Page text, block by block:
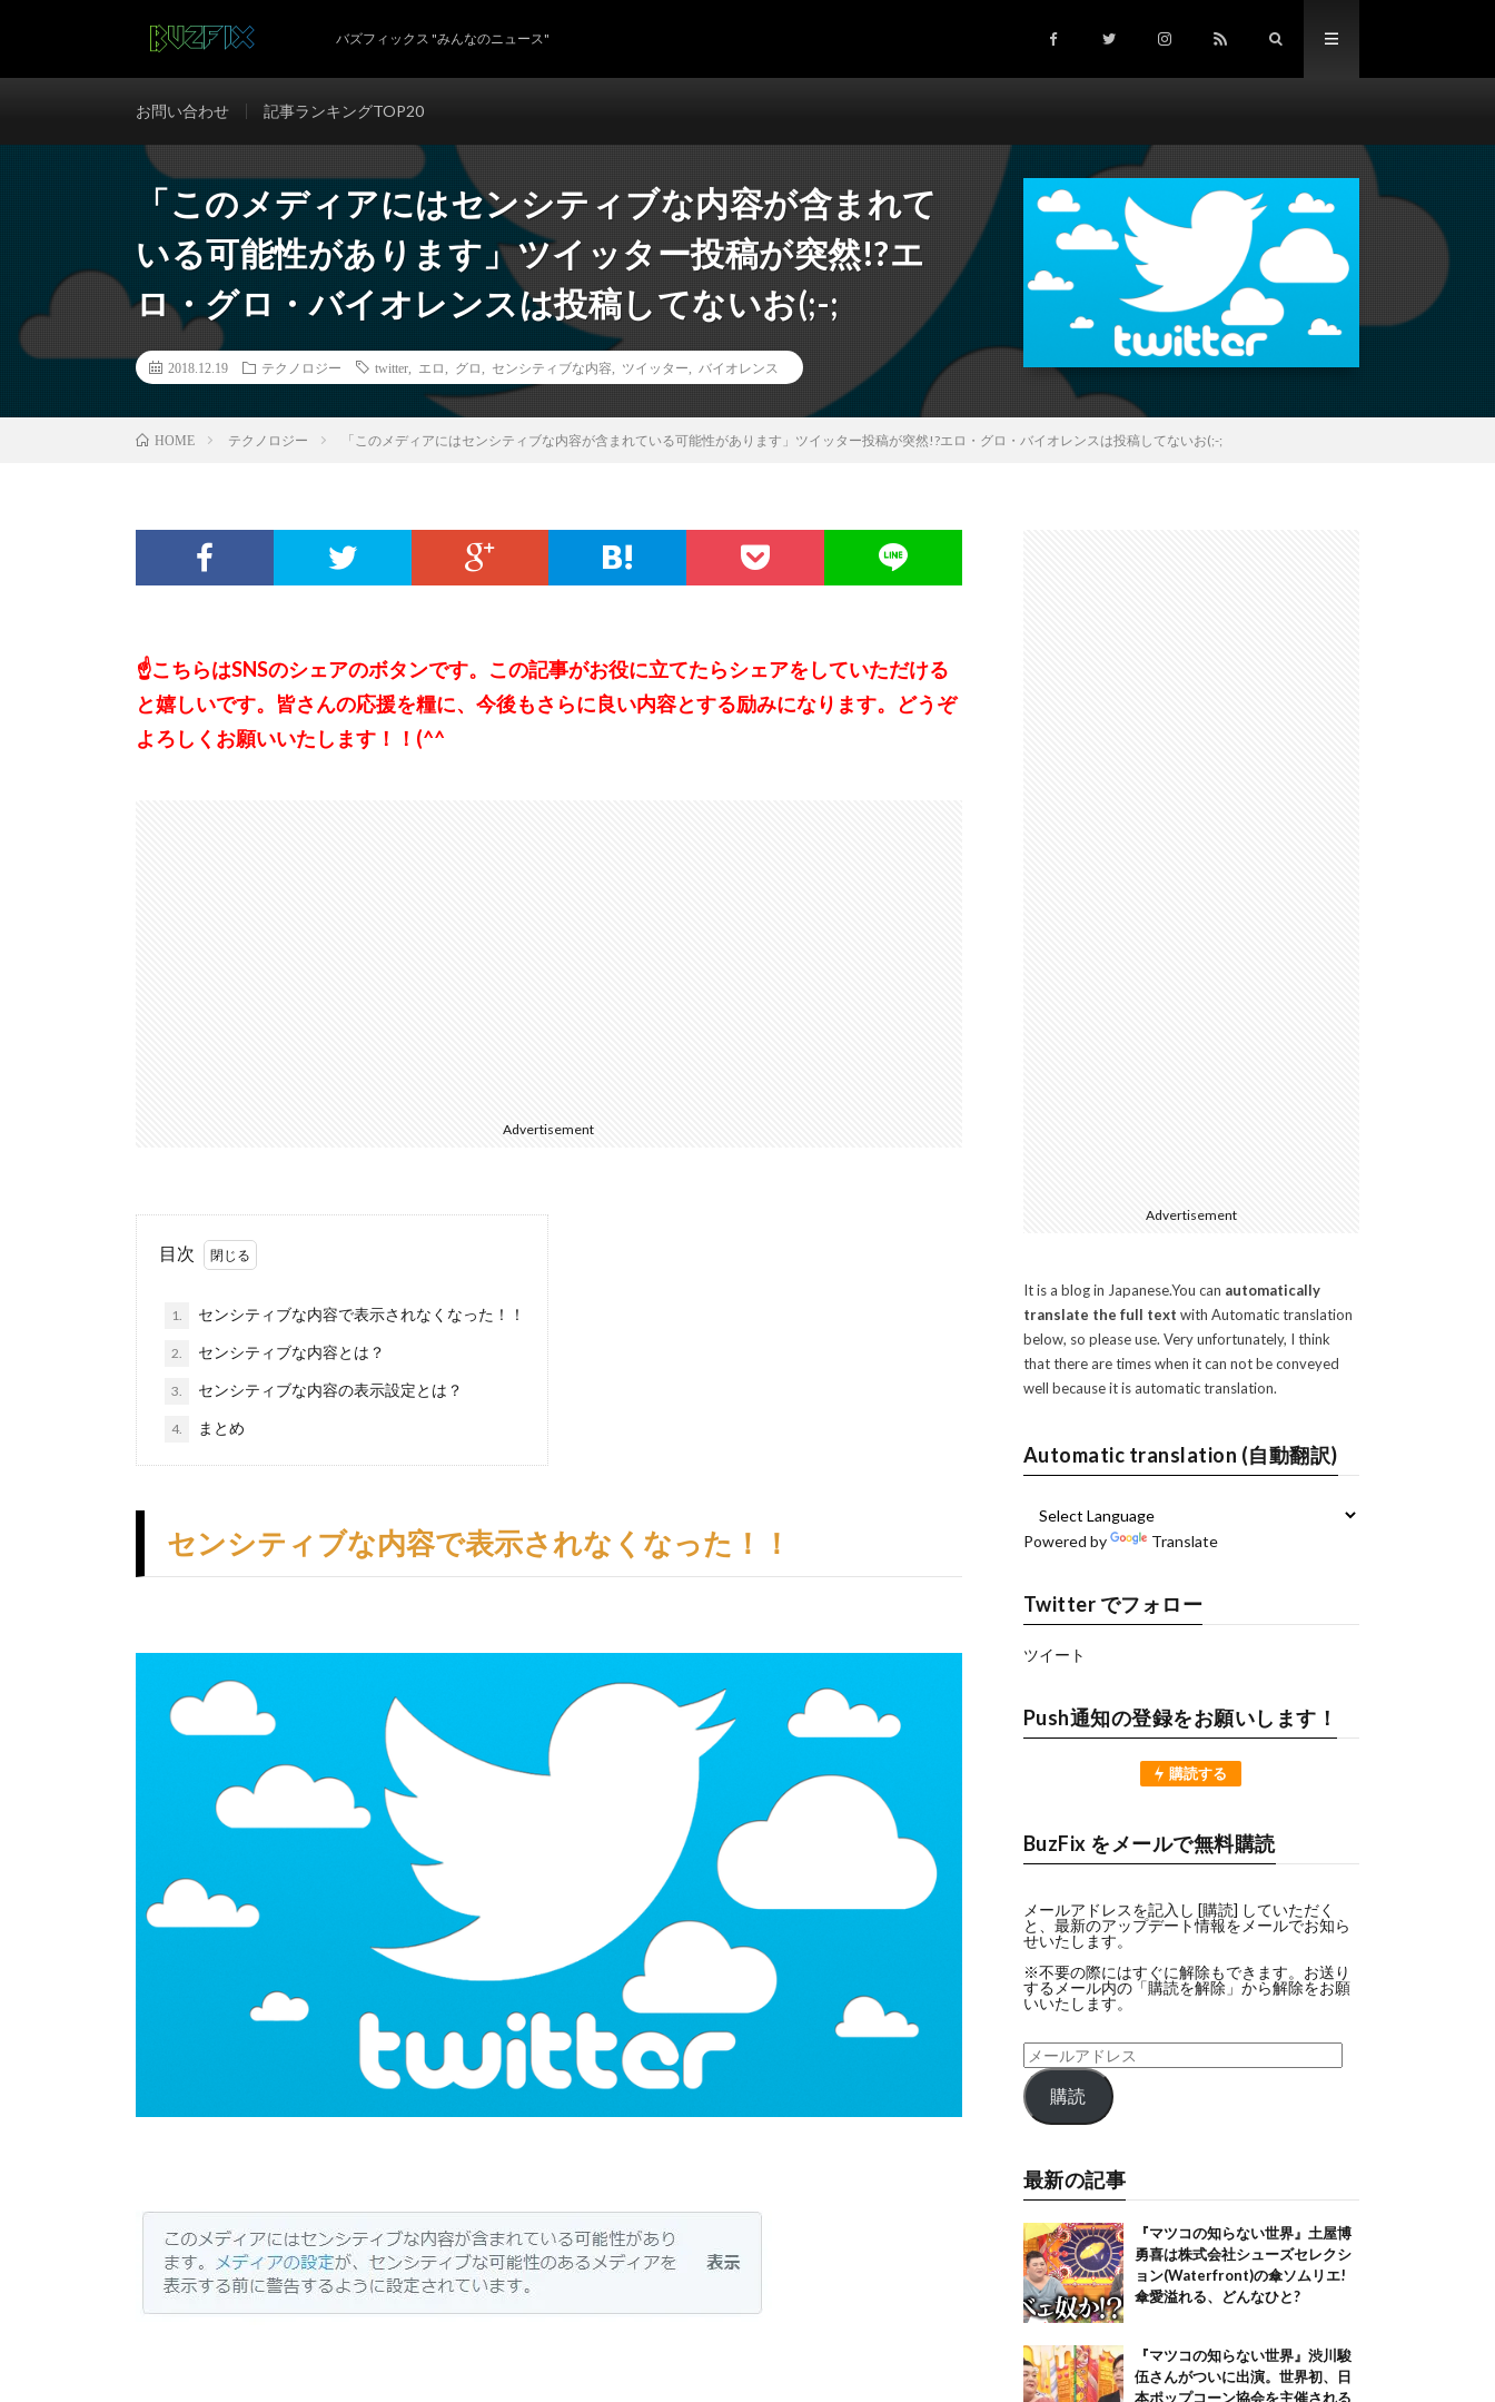
バズフィックス "みんなのニュース"
お問い合わせ 記事ランキングTOP20
「このメディアにはセンシティブな内容が含まれて
いる可能性があります」ツイッター投稿が突然!?エ
ロ・グロ・バイオレンスは投稿してないお(;-;
2018.12.19 テクノロジー twitter エロ グロ センシティブな内容 ツイッター バイオレンス
HOME テクノロジー 「このメディアにはセンシティブな内容が含まれている可能性があります」ツイッター投稿が突然!?エロ・グロ・バイオレンスは投稿してないお(;-;
☝こちらはSNSのシェアのボタンです。この記事がお役に立てたらシェアをしていただける
と嬉しいです。皆さんの応援を糧に、今後もさらに良い内容とする励みになります。どうぞ
よろしくお願いいたします！！(^^
Advertisement
目次
1. センシティブな内容で表示されなくなった！！
2. センシティブな内容とは？
3. センシティブな内容の表示設定とは？
4. まとめ
センシティブな内容で表示されなくなった！！
Advertisement
It is a blog in Japanese.You can automatically
translate the full text with Automatic translation
below, so please use. Very unfortunately, I think
that there are times when it can not be conveyed
well because it is automatic translation.
Automatic translation (自動翻訳)
Powered by Translate
Twitter でフォロー
ツイート
Push通知の登録をお願いします！
購読する
BuzFix をメールで無料購読
メールアドレスを記入し [購読] していただく
と、最新のアップデート情報をメールでお知ら
せいたします。
※不要の際にはすぐに解除もできます。お送り
するメール内の「購読を解除」から解除をお願
いいたします。
購読
最新の記事
『マツコの知らない世界』土屋博
勇喜は株式会社シューズセレクシ
ョン(Waterfront)の傘ソムリエ!
傘愛溢れる、どんなひと?
『マツコの知らない世界』渋川駿
伍さんがついに出演。世界初、日
本ポップコーン協会を主催される